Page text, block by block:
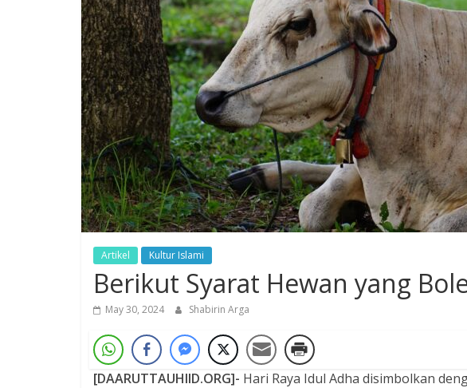
Artikel Kultur Islami
Berikut Syarat Hewan yang
May 30, 2024 Shabirin Arga
[DAARUTTAUHIID.ORG]- Hari Raya Idul Adha disimbolkan